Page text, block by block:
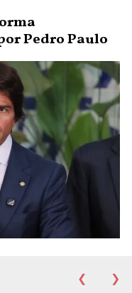
Pedro Paulo
❮ ❯